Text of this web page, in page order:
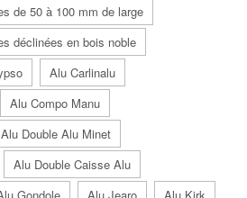
de 50 à 100 mm de large
déclinées en bois noble
Alu Carlinalu
Alu Compo Manu
Alu Double Alu Minet
Alu Double Caisse Alu